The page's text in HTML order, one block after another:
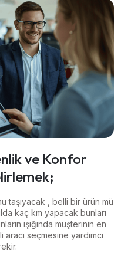
ve Konfor
taşıyacak , belli bir ürün mü
kaç km yapacak bunları
ışığında müşterinin en
seçmesine yardımcı